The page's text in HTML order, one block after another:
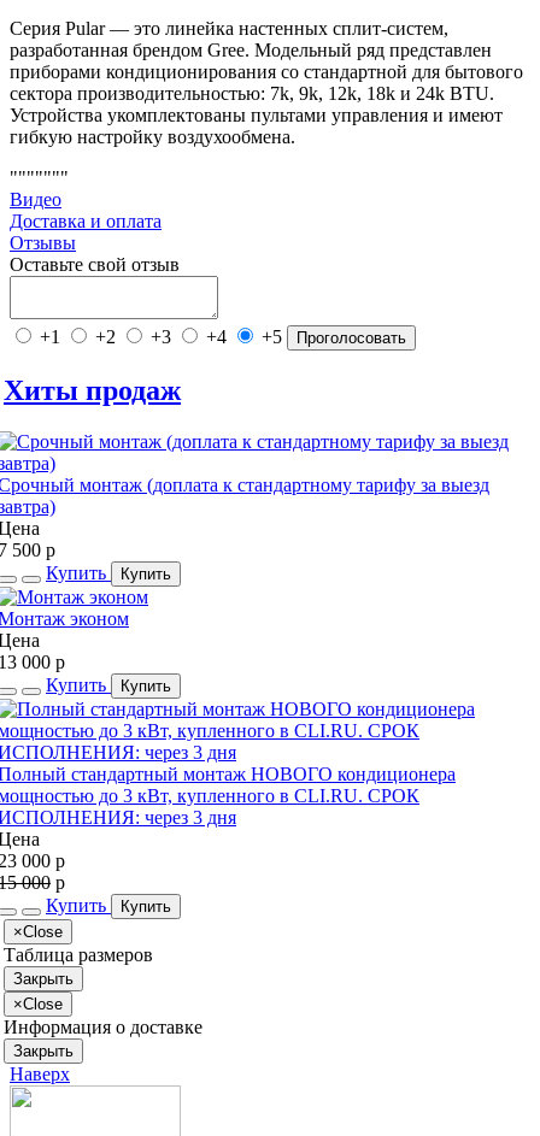
Серия Pular — это линейка настенных сплит-систем,
разработанная брендом Gree. Модельный ряд представлен
приборами кондиционирования со стандартной для бытового
сектора производительностью: 7k, 9k, 12k, 18k и 24k BTU.
Устройства укомплектованы пультами управления и имеют
гибкую настройку воздухообмена.
"""""""
Видео
Доставка и оплата
Отзывы
Оставьте свой отзыв
+1 +2 +3 +4 +5 Проголосовать
Хиты продаж
монтаж (доплата к стандартному тарифу за выезд
500 p
Купить
Купить
эконом
000 p
Купить
Купить
стандартный монтаж НОВОГО кондиционера
до 3 кВт, купленного в CLI.RU. СРОК
через 3 дня
000 p
000 p
Купить
Купить
×Close
Таблица размеров
Закрыть
×Close
Информация о доставке
Закрыть
Наверх